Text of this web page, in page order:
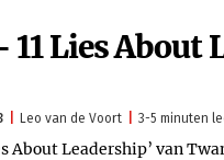
Lies About
Leo van de Voort 3-5 minuten
About Leadership’ van